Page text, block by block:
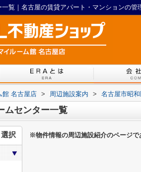
館 名古屋店 > 周辺施設案内 > 名古屋市昭
ムセンター一覧
※物件情報の周辺施設紹介のページで
択